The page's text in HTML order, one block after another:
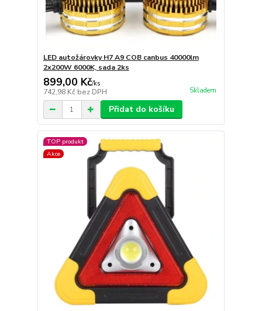
LED autožárovky H7 A9 COB canbus 40000lm
2x200W 6000K, sada 2ks
899,00 Kč/ks
742,98 Kč bez DPH Skladem
Přidat do košíku
TOP produkt
Akce